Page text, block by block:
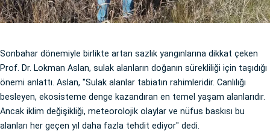
Sonbahar dönemiyle birlikte artan sazlık yangınlarına dikkat çeken
Prof. Dr. Lokman Aslan, sulak alanların doğanın sürekliliği için taşıdığı
önemi anlattı. Aslan, "Sulak alanlar tabiatın rahimleridir. Canlılığı
besleyen, ekosisteme denge kazandıran en temel yaşam alanlarıdır.
Ancak iklim değişikliği, meteorolojik olaylar ve nüfus baskısı bu
alanları her geçen yıl daha fazla tehdit ediyor" dedi.